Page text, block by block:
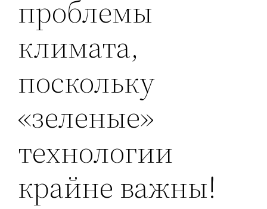
проблемы
климата,
поскольку
«зеленые»
технологии
крайне важны!